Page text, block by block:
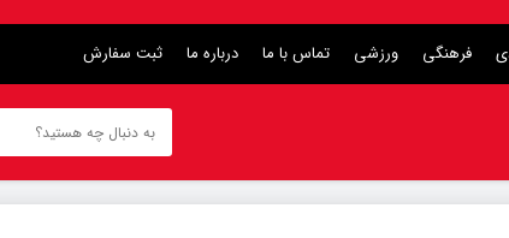
فرهنگی ورزشی تماس با ما درباره ما ثبت سفارش